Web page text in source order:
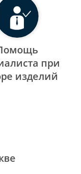
при
изделий